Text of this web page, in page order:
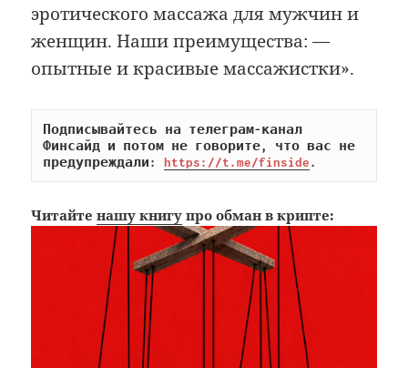
эротического массажа для мужчин и
женщин. Наши преимущества: —
опытные и красивые массажистки».
Подписывайтесь на телеграм-канал
Финсайд и потом не говорите, что вас не
предупреждали: https://t.me/finside.
Читайтенашу книгу про обман в крипте: